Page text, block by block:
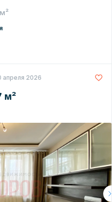
апреля 2026
м²